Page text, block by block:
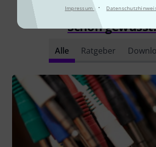
Impressum ·
Schon
Alle Ratgeber